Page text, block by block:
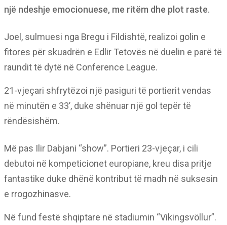
një ndeshje emocionuese, me ritëm dhe plot raste.
Joel, sulmuesi nga Bregu i Fildishtë, realizoi golin e
fitores për skuadrën e Edlir Tetovës në duelin e parë të
raundit të dytë në Conference League.
21-vjeçari shfrytëzoi një pasiguri të portierit vendas
në minutën e 33’, duke shënuar një gol tepër të
rëndësishëm.
Më pas Ilir Dabjani “show”. Portieri 23-vjeçar, i cili
debutoi në kompeticionet europiane, kreu disa pritje
fantastike duke dhënë kontribut të madh në suksesin
e rrogozhinasve.
Në fund festë shqiptare në stadiumin “Vikingsvöllur”.